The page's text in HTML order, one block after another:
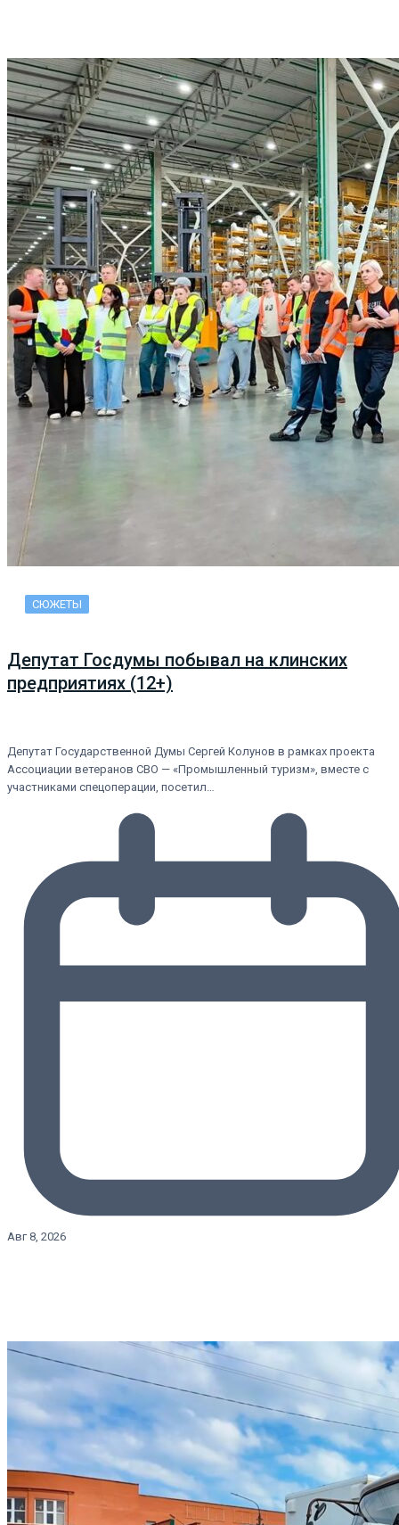
СЮЖЕТЫ
Депутат Госдумы побывал на клинских
предприятиях (12+)
Депутат Государственной Думы Сергей Колунов в рамках проекта
Ассоциации ветеранов СВО — «Промышленный туризм», вместе с
участниками спецоперации, посетил…
Авг 8, 2026